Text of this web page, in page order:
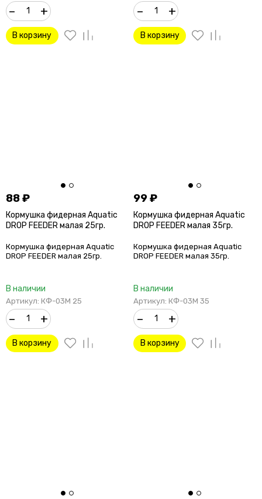
– +
В корзину
– +
В корзину
88₽
Кормушка фидерная Aquatic
DROP FEEDER малая 25гр.
Кормушка фидерная Aquatic
DROP FEEDER малая 25гр.
В наличии
Артикул: КФ-03М 25
– +
В корзину
99₽
Кормушка фидерная Aquatic
DROP FEEDER малая 35гр.
Кормушка фидерная Aquatic
DROP FEEDER малая 35гр.
В наличии
Артикул: КФ-03М 35
– +
В корзину